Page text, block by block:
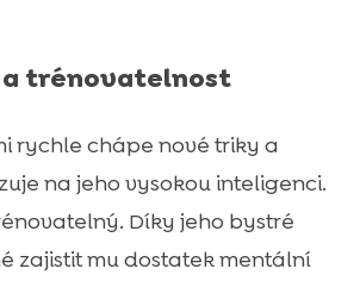
trénovatelnost
rychle chápe nové triky a
na jeho vysokou inteligenci.
Díky jeho bystré
zajistit mu dostatek mentální